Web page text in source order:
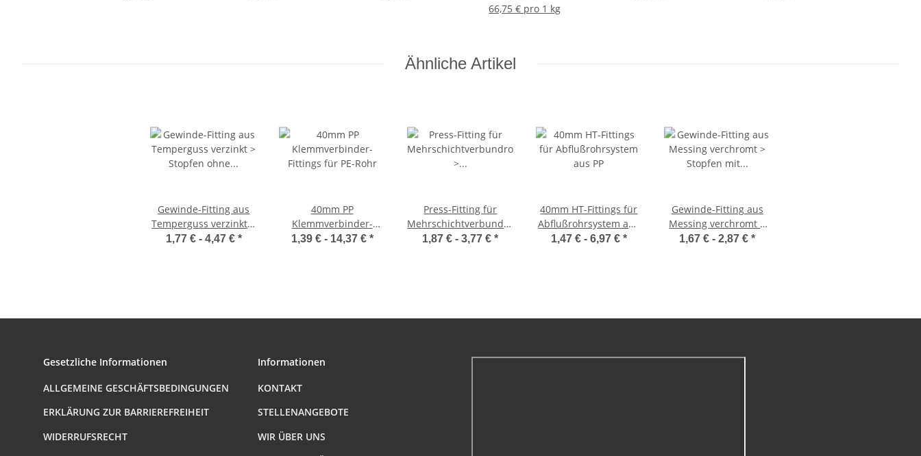
66,75 € pro 1 kg
Ähnliche Artikel
Gewinde-Fitting aus
Temperguss verzinkt >
Stopfen ohne Rand
1,77 € - 4,47 € *
40mm PP
Klemmverbinder-
Fittings für PE-Rohr
1,39 € - 14,37 € *
Press-Fitting für
Mehrschichtverbundrohr
> Stopfen (i)
1,87 € -3,77 €*
40mm HT-Fittings für
Abflußrohrsystem aus
PP
1,47 € - 6,97 € *
Gewinde-Fitting aus
Messing verchromt >
Stopfen mit
1,67 € -2,87 €*
Gesetzliche Informationen
ALLGEMEINE GESCHÄFTSBEDINGUNGEN
ERKLÄRUNG ZUR BARRIEREFREIHEIT
WIDERRUFSRECHT
Informationen
KONTAKT
STELLENANGEBOTE
WIR ÜBER UNS